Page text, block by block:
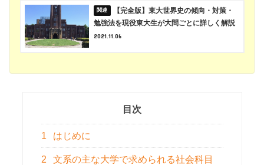
【完全版】東大世界史の傾向・対策・
勉強法を現役東大生が大問ごとに詳しく解説
2021.11.06
目次
1 はじめに
2 文系の主な大学で求められる社会科目